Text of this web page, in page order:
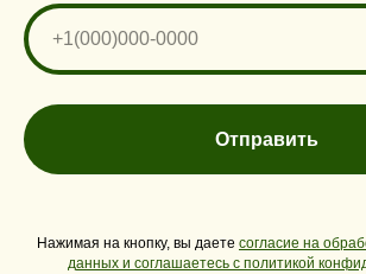
Отправить
Нажимая на кнопку, вы даете согласие на
данных и соглашаетесь c политикой